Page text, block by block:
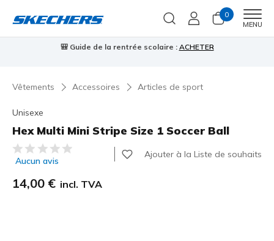
0
MENU
🎒 Guide de la rentrée scolaire : ACHETER
Vêtements Accessoires Articles de sport
Unisexe
Hex Multi Mini Stripe Size 1 Soccer Ball
Évaluation client 5 sur 5
Aucun avis
Ajouter à la Liste de souhaits
14,00 € incl. TVA